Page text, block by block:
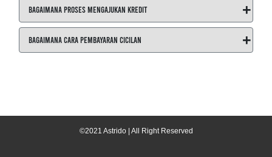
Bagaimana Proses Mengajukan Kredit +
Bagaimana Cara Pembayaran Cicilan +
©2021 Astrido | All Right Reserved